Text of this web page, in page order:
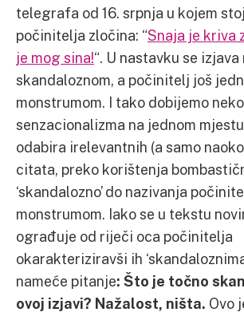
telegrafa od 16. srpnja u kojem
počinitelja zločina: “Snaja je kriva
je mog sina!“. U nastavku se izjava
skandaloznom, a počinitelj još
monstrumom. I tako dobijemo
senzacionalizma na jednom
odabira irelevantnih (a samo
citata, preko korištenja
‘skandalozno’ do nazivanja
monstrumom. Iako se u tekstu
ograđuje od riječi oca počinitelja
okarakteriziravši ih
nameće pitanje: Što je točno
ovoj izjavi? Nažalost, ništa. Ovo